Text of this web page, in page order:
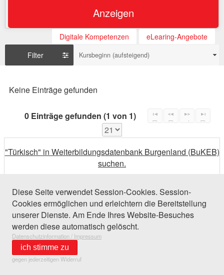
Anzeigen
Digitale Kompetenzen
eLearing-Angebote
Filter
Kursbeginn (aufsteigend)
Keine Einträge gefunden
0 Einträge gefunden (1 von 1)
"Türkisch" in Weiterbildungsdatenbank Burgenland (BuKEB)
suchen.
Diese Seite verwendet Session-Cookies. Session-
Cookies ermöglichen und erleichtern die Bereitstellung
unserer Dienste. Am Ende Ihres Website-Besuches
werden diese automatisch gelöscht.
Datenschutzinformation / Impressum
ich stimme zu
gegen jederzeitigen Widerruf